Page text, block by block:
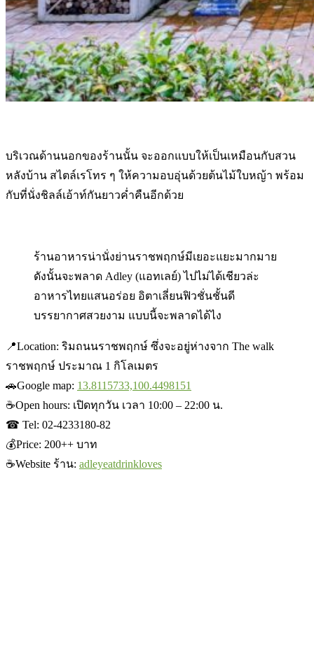
บริเวณด้านนอกของร้านนั้น จะออกแบบให้เป็นเหมือนกับสวน
หลังบ้าน สไตล์เรโทร ๆ ให้ความอบอุ่นด้วยต้นไม้ใบหญ้า พร้อม
กับที่นั่งชิลล์เอ้าท์กันยาวค่ำคืนอีกด้วย
ร้านอาหารน่านั่งย่านราชพฤกษ์มีเยอะแยะมากมาย
ดังนั้นจะพลาด Adley (แอทเลย์) ไปไม่ได้เชียวล่ะ
อาหารไทยแสนอร่อย อิตาเลี่ยนฟิวชั่นชั้นดี
บรรยากาศสวยงาม แบบนี้จะพลาดได้ไง
📍Location: ริมถนนราชพฤกษ์ ซึ่งจะอยู่ห่างจาก The walk
ราชพฤกษ์ ประมาณ 1 กิโลเมตร
🚗Google map: 13.8115733,100.4498151
☕Open hours: เปิดทุกวัน เวลา 10:00 – 22:00 น.
☎ Tel: 02-4233180-82
💰Price: 200++ บาท
☕Website ร้าน: adleyeatdrinkloves